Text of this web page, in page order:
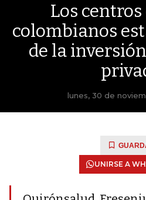
Los
colombianos
de la
lunes, 30 de
UNIRSE A